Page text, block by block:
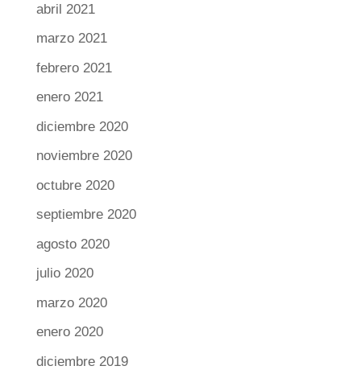
abril 2021
marzo 2021
febrero 2021
enero 2021
diciembre 2020
noviembre 2020
octubre 2020
septiembre 2020
agosto 2020
julio 2020
marzo 2020
enero 2020
diciembre 2019